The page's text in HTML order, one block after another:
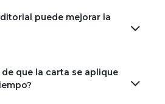
puede mejorar la
de que la carta se aplique